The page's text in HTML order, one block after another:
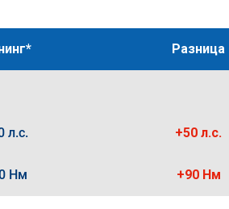
Разница
л.с. +50 л.с.
Нм +90 Нм